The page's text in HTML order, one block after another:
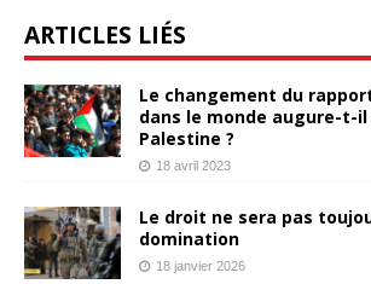
ARTICLES LIÉS
Le changement du
dans le monde augure-t-
Palestine ?
18 avril 2023
Le droit ne sera pas
domination
18 janvier 2026